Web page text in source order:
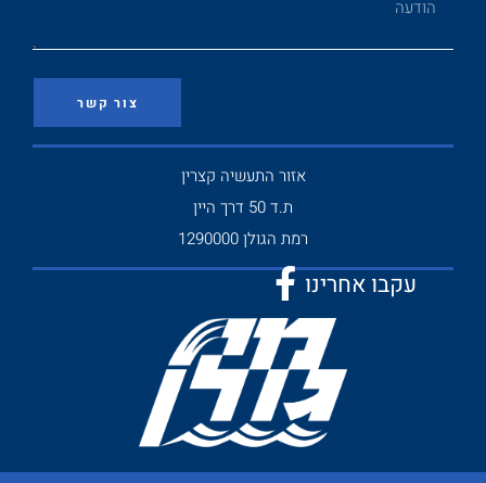
צור קשר
אזור התעשיה קצרין
ת.ד 50 דרך היין
רמת הגולן 1290000
עקבו אחרינו